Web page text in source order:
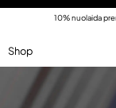
10% nuolaida
Shop